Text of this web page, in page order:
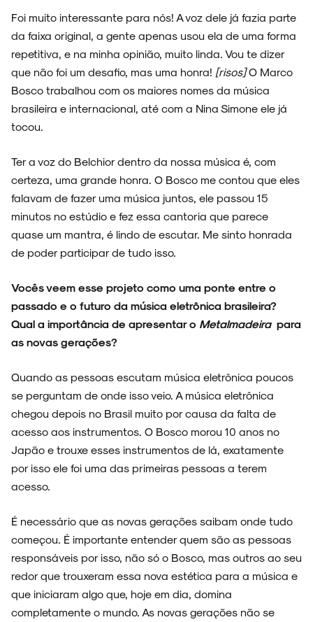
ARQUIVO
ESPECIAIS
FAIXA A FAIXA
NOVIDADES
NOIZE RECORD CLUB
SOBRE
Foi muito interessante para nós! A voz dele já fazia parte
da faixa original, a gente apenas usou ela de uma forma
repetitiva, e na minha opinião, muito linda. Vou te dizer
que não foi um desafio, mas uma honra! [risos]O Marco
Bosco trabalhou com os maiores nomes da música
brasileira e internacional, até com a Nina Simone ele já
tocou.
Ter a voz do Belchior dentro da nossa música é, com
certeza, uma grande honra. O Bosco me contou que eles
falavam de fazer uma música juntos, ele passou 15
minutos no estúdio e fez essa cantoria que parece
quase um mantra, é lindo de escutar. Me sinto honrada
de poder participar de tudo isso.
Vocês veem esse projeto como uma ponte entre o
passado e o futuro da música eletrônica brasileira?
Qual a importância de apresentar o Metalmadeira para
as novas gerações?
Quando as pessoas escutam música eletrônica poucos
se perguntam de onde isso veio. A música eletrônica
chegou depois no Brasil muito por causa da falta de
acesso aos instrumentos. O Bosco morou 10 anos no
Japão e trouxe esses instrumentos de lá, exatamente
por isso ele foi uma das primeiras pessoas a terem
acesso.
É necessário que as novas gerações saibam onde tudo
começou. É importante entender quem são as pessoas
responsáveis por isso, não só o Bosco, mas outros ao seu
redor que trouxeram essa nova estética para a música e
que iniciaram algo que, hoje em dia, domina
completamente o mundo. As novas gerações não se